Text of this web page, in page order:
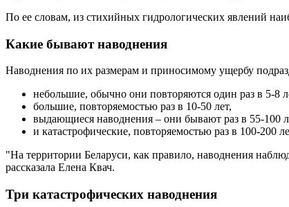
По ее словам, из стихийных гидрологических явлений
Какие бывают наводнения
Наводнения по их размерам и приносимому ущербу
небольшие, обычно они повторяются один раз в 5-8
большие, повторяемостью раз в 10-50 лет,
выдающиеся наводнения – они бывают раз в 55-100
и катастрофические, повторяемостью раз в 100-200
"На территории Беларуси, как правило, наводнения
рассказала Елена Квач.
Три катастрофических наводнения